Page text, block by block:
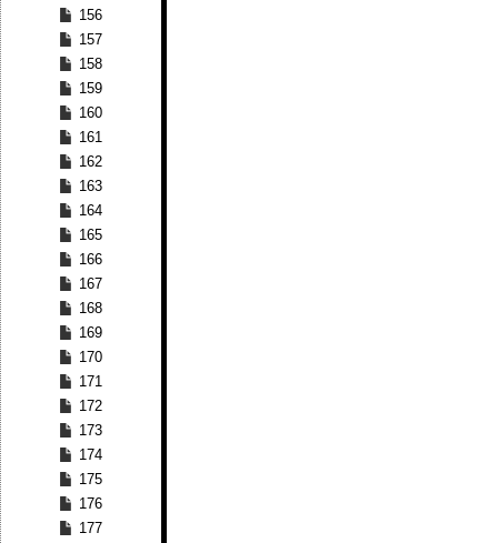
156
157
158
159
160
161
162
163
164
165
166
167
168
169
170
171
172
173
174
175
176
177